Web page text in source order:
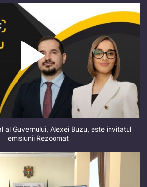
al Guvernului, Alexei Buzu, este invitatul
emisiunii Rezoomat